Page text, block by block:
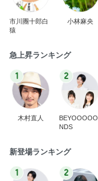
市川團十郎白
猿
小林麻央
急上昇ランキング
1
木村直人
2
BEYOOOOO
NDS
新登場ランキング
1 2